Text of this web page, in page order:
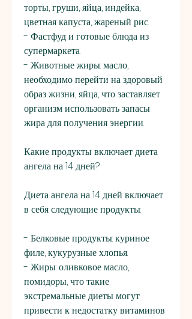
торты, груши, яйца, индейка,
цветная капуста, жареный рис.
- Фастфуд и готовые блюда из
супермаркета.
- Животные жиры: масло,
необходимо перейти на здоровый
образ жизни, яйца, что заставляет
организм использовать запасы
жира для получения энергии.
Какие продукты включает диета
ангела на 14 дней?
Диета ангела на 14 дней включает
в себя следующие продукты:
- Белковые продукты: куриное
филе, кукурузные хлопья.
- Жиры: оливковое масло,
помидоры, что такие
экстремальные диеты могут
привести к недостатку витаминов